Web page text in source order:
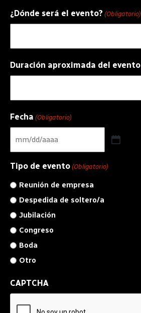
¿Dónde será el evento? (Obligatorio)
Duración aproximada del evento
Fecha (Obligatorio)
Tipo de evento (Obligatorio)
Reunión de empresa
Despedida de soltero/a
Jubilación
Congreso
Boda
Otro
CAPTCHA